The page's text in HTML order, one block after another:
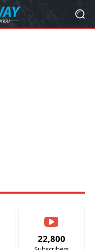
22,800